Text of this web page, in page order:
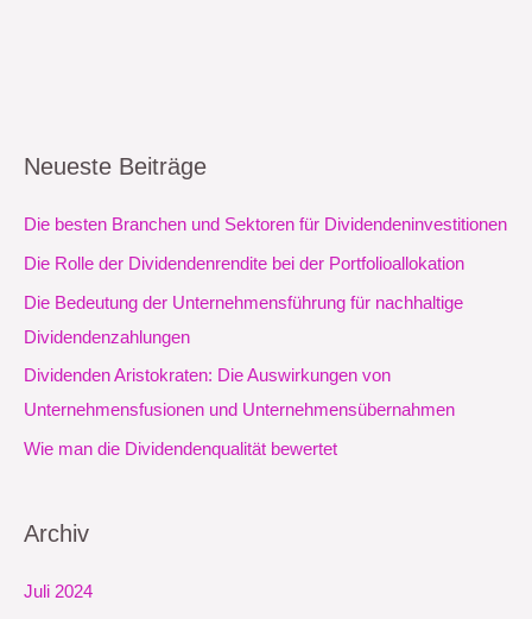
Neueste Beiträge
Die besten Branchen und Sektoren für Dividendeninvestitionen
Die Rolle der Dividendenrendite bei der Portfolioallokation
Die Bedeutung der Unternehmensführung für nachhaltige
Dividendenzahlungen
Dividenden Aristokraten: Die Auswirkungen von
Unternehmensfusionen und Unternehmensübernahmen
Wie man die Dividendenqualität bewertet
Archiv
Juli 2024